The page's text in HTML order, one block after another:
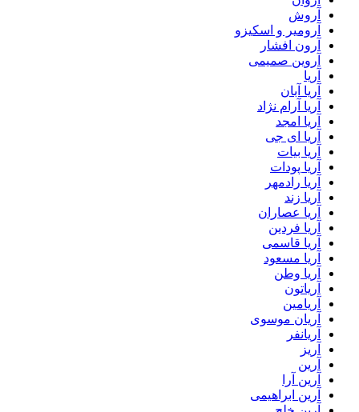
آروش
آرومیر و اسکیزو
آرون افشار
آروین صمیمی
آریا
آریا آبان
آریا آرام نژاد
آریا امجد
آریا ای جی
آریا بیات
آریا پودات
آریا رادمهر
آریا زند
آریا عصاران
آریا فردین
آریا قاسمی
آریا مسعود
آریا وطن
آریاتون
آریامین
آریان موسوی
آریانفر
آریز
آرین
آرین آرا
آرین ابراهیمی